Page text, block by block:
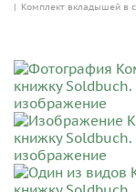
| Комплект вкладышей в